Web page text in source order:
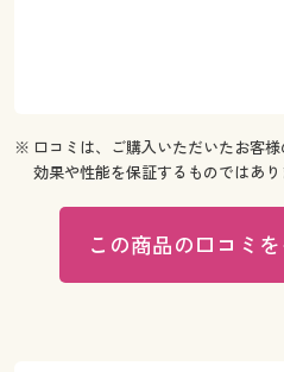
※ 口コミは、ご購入いただいたお客
効果や性能を保証するものではあり
この商品の口コミ